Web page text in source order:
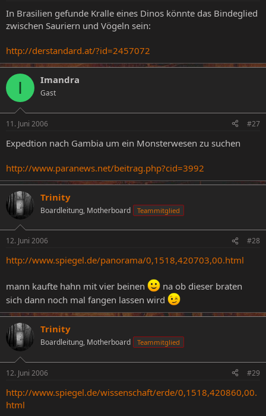
In Brasilien gefunde Kralle eines Dinos könnte das Bindeglied
zwischen Sauriern und Vögeln sein:
http://derstandard.at/?id=2457072
I Imandra
Gast
11. Juni 2006 #27
Expedtion nach Gambia um ein Monsterwesen zu suchen
http://www.paranews.net/beitrag.php?cid=3992
Trinity
Boardleitung, Motherboard Teammitglied
12. Juni 2006 #28
http://www.spiegel.de/panorama/0,1518,420703,00.html
mann kaufte hahn mit vier beinen
na ob dieser braten
sich dann noch mal fangen lassen wird
Trinity
Boardleitung, Motherboard Teammitglied
12. Juni 2006 #29
http://www.spiegel.de/wissenschaft/erde/0,1518,420860,00.
html